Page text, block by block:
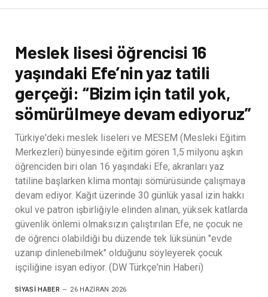
Meslek lisesi öğrencisi 16
yaşındaki Efe’nin yaz tatili
gerçeği: “Bizim için tatil yok,
sömürülmeye devam ediyoruz”
Türkiye'deki meslek liseleri ve MESEM (Mesleki Eğitim
Merkezleri) bünyesinde eğitim gören 1,5 milyonu aşkın
öğrenciden biri olan 16 yaşındaki Efe, akranları yaz
tatiline başlarken klima montajı sömürüsünde çalışmaya
devam ediyor. Kağıt üzerinde 30 günlük yasal izin hakkı
okul ve patron işbirliğiyle elinden alınan, yüksek katlarda
güvenlik önlemi olmaksızın çalıştırılan Efe, ne çocuk ne
de öğrenci olabildiği bu düzende tek lüksünün "evde
uzanıp dinlenebilmek" olduğunu söyleyerek çocuk
işçiliğine isyan ediyor. (DW Türkçe'nin Haberi)
SIYASI HABER 26 HAZIRAN 2026